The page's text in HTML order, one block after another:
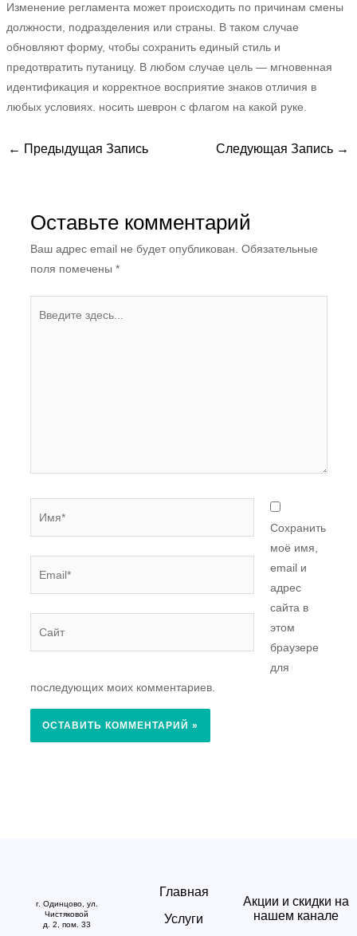
Изменение регламента может происходить по причинам смены
должности, подразделения или страны. В таком случае
обновляют форму, чтобы сохранить единый стиль и
предотвратить путаницу. В любом случае цель — мгновенная
идентификация и корректное восприятие знаков отличия в
любых условиях. носить шеврон с флагом на какой руке.
← Предыдущая Запись Следующая Запись →
Оставьте комментарий
Ваш адрес email не будет опубликован. Обязательные
поля помечены *
здесь...
Сохранить
моё имя,
email и
адрес
сайта в
этом
браузере
для
последующих моих комментариев.
г. Одинцово, ул.
Чистяковой
д. 2, пом. 33
Главная
Услуги
Акции и скидки на
нашем канале